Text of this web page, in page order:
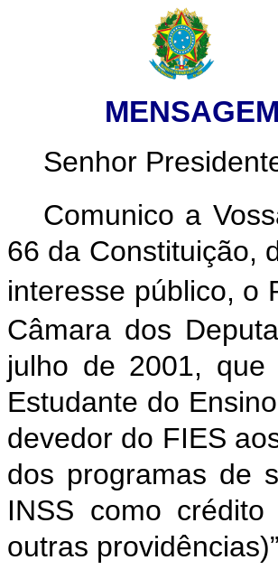
Senhor
Comunico a
66 da Constituição,
interesse público, o
Câmara dos
julho de 2001,
Estudante do
devedor do FIES
dos programas de
INSS como
outras